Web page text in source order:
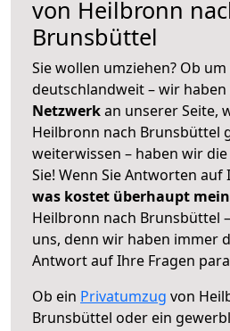
von Heilbronn
Brunsbüttel
Sie wollen umziehen? Ob
deutschlandweit – wir haben
Netzwerkan unserer Seite,
Heilbronn nach Brunsbüttel
weiterwissen – haben wir
Sie! Wenn Sie Antworten auf
was kostet überhaupt
Heilbronn nach Brunsbüttel
uns, denn wir haben immer
Antwort auf Ihre Fragen
Ob ein Privatumzug von
Brunsbüttel oder ein